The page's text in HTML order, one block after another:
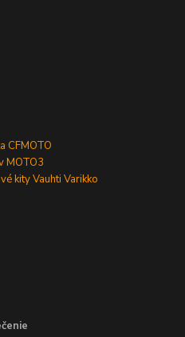
CFMOTO
MOTO3
kity Vauhti Varikko